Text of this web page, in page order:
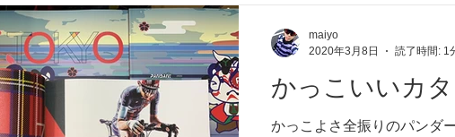
かっこいいカ
かっこよさ全振りのパンダ
maiyo
2020年3月8日
読了時間: 1